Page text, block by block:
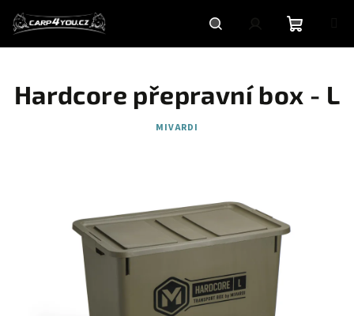
obsah
HledatPřihlášeníNákupní
košík
Hardcore přepravní box - L
MIVARDI